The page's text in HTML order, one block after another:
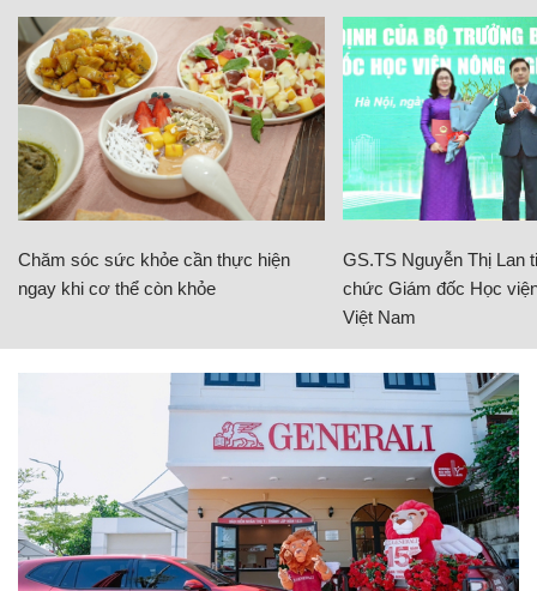
Chăm sóc sức khỏe cần thực hiện
ngay khi cơ thể còn khỏe
GS.TS Nguyễn Thị Lan
chức Giám đốc Học
Việt Nam